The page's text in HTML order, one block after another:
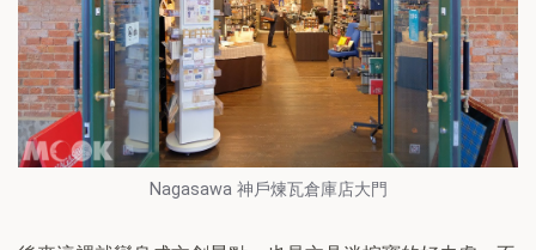
Nagasawa 神戶煉瓦倉庫店大門